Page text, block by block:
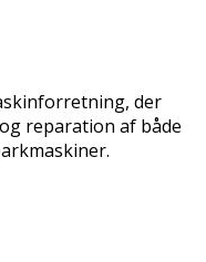
der
reparation af både